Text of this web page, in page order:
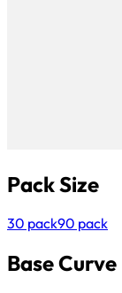
Pack Size
30 pack90 pack
Base Curve